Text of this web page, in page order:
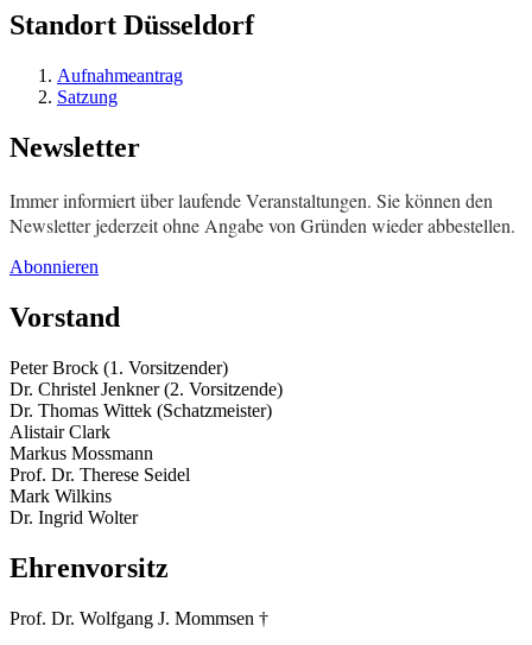
Standort Düsseldorf
Aufnahmeantrag
Satzung
Newsletter
Immer informiert über laufende Veranstaltungen. Sie können den
Newsletter jederzeit ohne Angabe von Gründen wieder abbestellen.
Abonnieren
Vorstand
Peter Brock (1. Vorsitzender)
Dr. Christel Jenkner (2. Vorsitzende)
Dr. Thomas Wittek (Schatzmeister)
Alistair Clark
Markus Mossmann
Prof. Dr. Therese Seidel
Mark Wilkins
Dr. Ingrid Wolter
Ehrenvorsitz
Prof. Dr. Wolfgang J. Mommsen †